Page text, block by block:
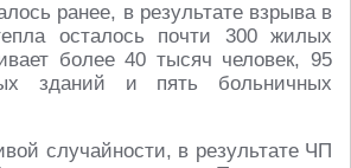
ранее, в результате взрыва в
осталось почти 300 жилых
более 40 тысяч человек, 95
зданий и пять больничных
случайности, в результате ЧП